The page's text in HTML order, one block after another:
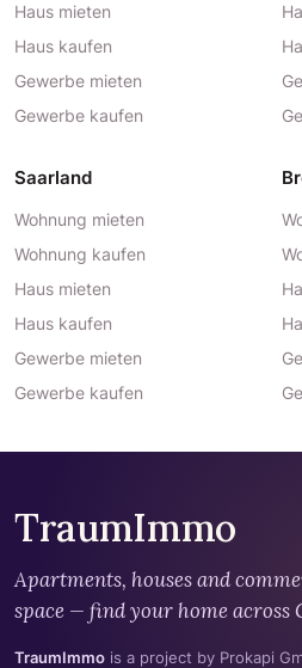
Haus mieten
Haus kaufen
Gewerbe mieten
Gewerbe kaufen
Saarland
Wohnung mieten
Wohnung kaufen
Haus mieten
Haus kaufen
Gewerbe mieten
Gewerbe kaufen
TraumImmo
Apartments, houses and
space — find your home across
TraumImmo is a project by Prokapi